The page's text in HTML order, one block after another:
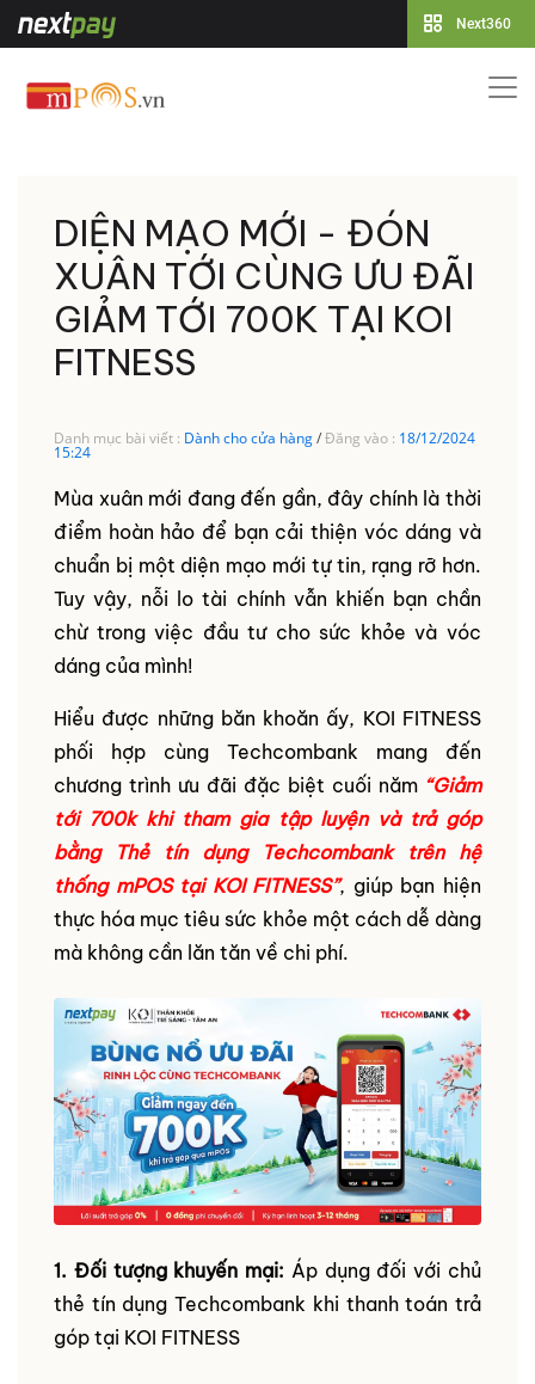
Next360
DIỆN MẠO MỚI - ĐÓN
XUÂN TỚI CÙNG ƯU ĐÃI
GIẢM TỚI 700K TẠI KOI
FITNESS
Danh mục bài viết : Dành cho cửa hàng/Đăng vào : 18/12/2024
15:24
Mùa xuân mới đang đến gần, đây chính là thời
điểm hoàn hảo để bạn cải thiện vóc dáng và
chuẩn bị một diện mạo mới tự tin, rạng rỡ hơn.
Tuy vậy, nỗi lo tài chính vẫn khiến bạn chần
chừ trong việc đầu tư cho sức khỏe và vóc
dáng của mình!
Hiểu được những băn khoăn ấy, KOI FITNESS
phối hợp cùng Techcombank mang đến
chương trình ưu đãi đặc biệt cuối năm “Giảm
tới 700k khi tham gia tập luyện và trả góp
bằng Thẻ tín dụng Techcombank trên hệ
thống mPOS tại KOI FITNESS”, giúp bạn hiện
thực hóa mục tiêu sức khỏe một cách dễ dàng
mà không cần lăn tăn về chi phí.
1. Đối tượng khuyến mại: Áp dụng đối với chủ
thẻ tín dụng Techcombank khi thanh toán trả
góp tại KOI FITNESS